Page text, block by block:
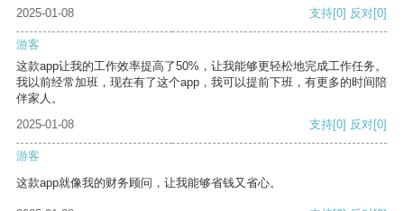
2025-01-08 支持[0] 反对[0]
游客
这款app让我的工作效率提高了50%，让我能够更轻松地完成工作任务。
我以前经常加班，现在有了这个app，我可以提前下班，有更多的时间陪
伴家人。
2025-01-08
支持[0] 反对[0]
游客
这款app就像我的财务顾问，让我能够省钱又省心。